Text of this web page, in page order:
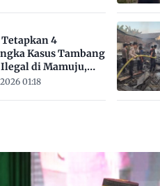
4
Kasus Tambang
Ilegal di Mamuju,
01:18